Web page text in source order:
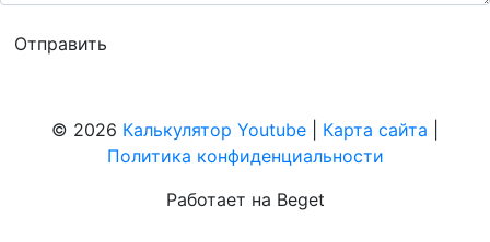
© 2026 Калькулятор Youtube Карта сайта
Политика конфиденциальности
Работает на Beget